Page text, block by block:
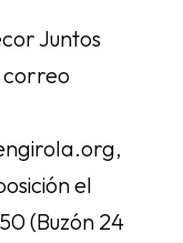
Juntos
correo
el
(Buzón 24